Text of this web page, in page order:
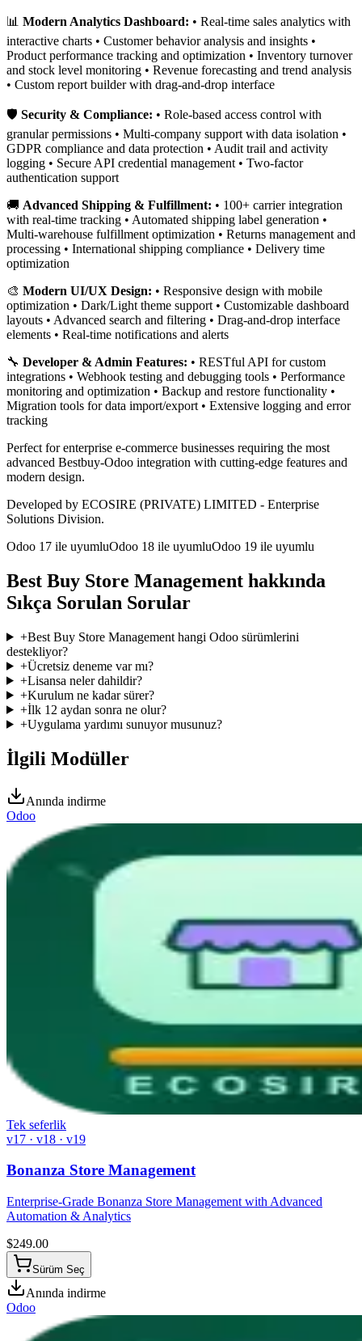
📊 Modern Analytics Dashboard: • Real-time sales analytics with
interactive charts • Customer behavior analysis and insights •
Product performance tracking and optimization • Inventory turnover
and stock level monitoring • Revenue forecasting and trend analysis
• Custom report builder with drag-and-drop interface
🛡️ Security & Compliance: • Role-based access control with
granular permissions • Multi-company support with data isolation •
GDPR compliance and data protection • Audit trail and activity
logging • Secure API credential management • Two-factor
authentication support
🚚 Advanced Shipping & Fulfillment: • 100+ carrier integration
with real-time tracking • Automated shipping label generation •
Multi-warehouse fulfillment optimization • Returns management and
processing • International shipping compliance • Delivery time
optimization
🎨 Modern UI/UX Design: • Responsive design with mobile
optimization • Dark/Light theme support • Customizable dashboard
layouts • Advanced search and filtering • Drag-and-drop interface
elements • Real-time notifications and alerts
🔧 Developer & Admin Features: • RESTful API for custom
integrations • Webhook testing and debugging tools • Performance
monitoring and optimization • Backup and restore functionality •
Migration tools for data import/export • Extensive logging and error
tracking
Perfect for enterprise e-commerce businesses requiring the most
advanced Bestbuy-Odoo integration with cutting-edge features and
modern design.
Developed by ECOSIRE (PRIVATE) LIMITED - Enterprise
Solutions Division.
Odoo 17 ile uyumluOdoo 18 ile uyumluOdoo 19 ile uyumlu
Best Buy Store Management hakkında
Sıkça Sorulan Sorular
+Best Buy Store Management hangi Odoo sürümlerini
destekliyor?
+Ücretsiz deneme var mı?
+Lisansa neler dahildir?
+Kurulum ne kadar sürer?
+İlk 12 aydan sonra ne olur?
+Uygulama yardımı sunuyor musunuz?
İlgili Modüller
Anında indirme
Odoo
Tek seferlik
v17 · v18 · v19
Bonanza Store Management
Enterprise-Grade Bonanza Store Management with Advanced
Automation & Analytics
$249.00
Sürüm Seç
Anında indirme
Odoo